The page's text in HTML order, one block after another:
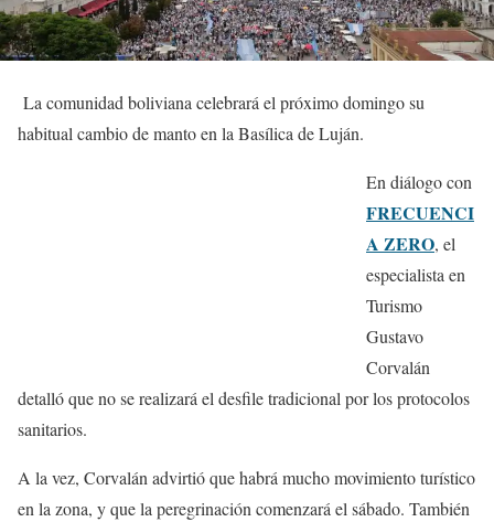
La comunidad boliviana celebrará el próximo domingo su
habitual cambio de manto en la Basílica de Luján.
En diálogo con
FRECUENCI
A ZERO, el
especialista en
Turismo
Gustavo
Corvalán
detalló que no se realizará el desfile tradicional por los protocolos
sanitarios.
A la vez, Corvalán advirtió que habrá mucho movimiento turístico
en la zona, y que la peregrinación comenzará el sábado. También